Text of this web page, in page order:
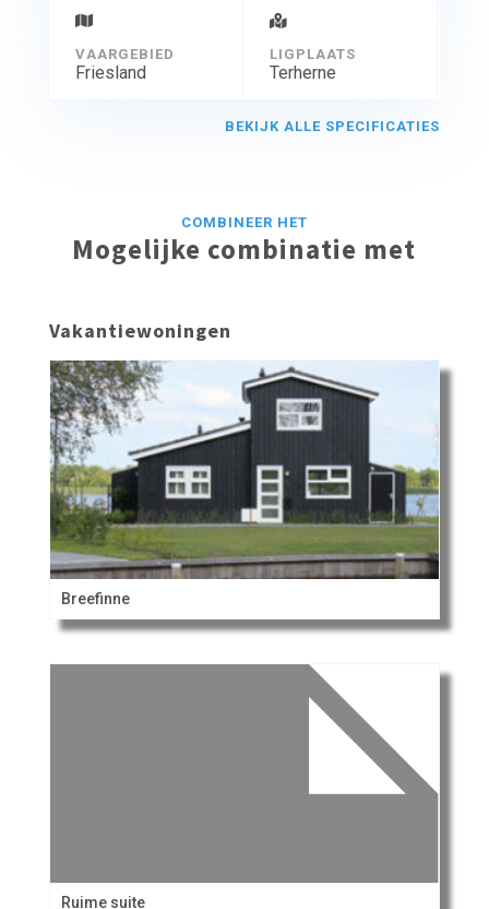
VAARGEBIED
Friesland
LIGPLAATS
Terherne
BEKIJK ALLE SPECIFICATIES
COMBINEER HET
Mogelijke combinatie met
Vakantiewoningen
Breefinne
Ruime suite